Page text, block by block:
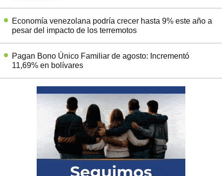
Economía venezolana podría crecer hasta 9% este año a
pesar del impacto de los terremotos
Pagan Bono Único Familiar de agosto: Incrementó
11,69% en bolívares